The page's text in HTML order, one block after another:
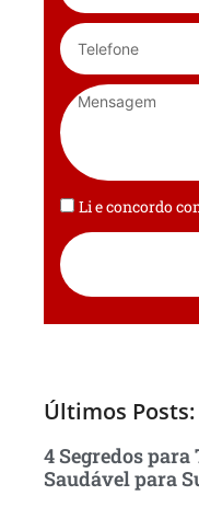
Li e concordo
Últimos Posts:
4 Segredos
Saudável para